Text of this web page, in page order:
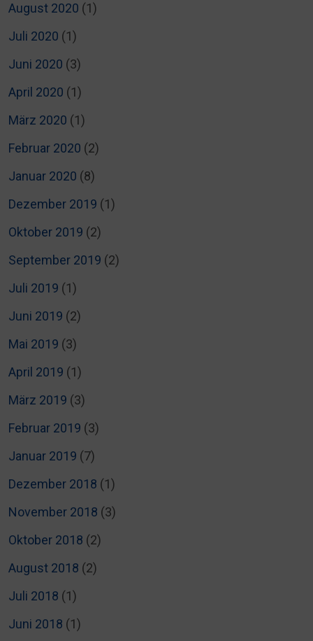
August 2020 (1)
Juli 2020 (1)
Juni 2020 (3)
April 2020 (1)
März 2020 (1)
Februar 2020 (2)
Januar 2020 (8)
Dezember 2019 (1)
Oktober 2019 (2)
September 2019 (2)
Juli 2019 (1)
Juni 2019 (2)
Mai 2019 (3)
April 2019 (1)
März 2019 (3)
Februar 2019 (3)
Januar 2019 (7)
Dezember 2018 (1)
November 2018 (3)
Oktober 2018 (2)
August 2018 (2)
Juli 2018 (1)
Juni 2018 (1)